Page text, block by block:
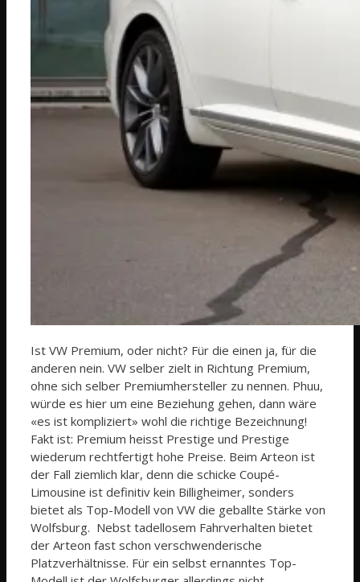
Ist VW Premium, oder nicht? Für die einen ja, für die
anderen nein. VW selber zielt in Richtung Premium,
ohne sich selber Premiumhersteller zu nennen. Phuu,
würde es hier um eine Beziehung gehen, dann wäre
«es ist kompliziert» wohl die richtige Bezeichnung!
Fakt ist: Premium heisst Prestige und Prestige
wiederum rechtfertigt hohe Preise. Beim Arteon ist
der Fall ziemlich klar, denn die schicke Coupé-
Limousine ist definitiv kein Billigheimer, sonders
bietet als Top-Modell von VW die geballte Stärke von
Wolfsburg. Nebst tadellosem Fahrverhalten bietet
der Arteon fast schon verschwenderische
Platzverhältnisse. Für ein selbst ernanntes Top-